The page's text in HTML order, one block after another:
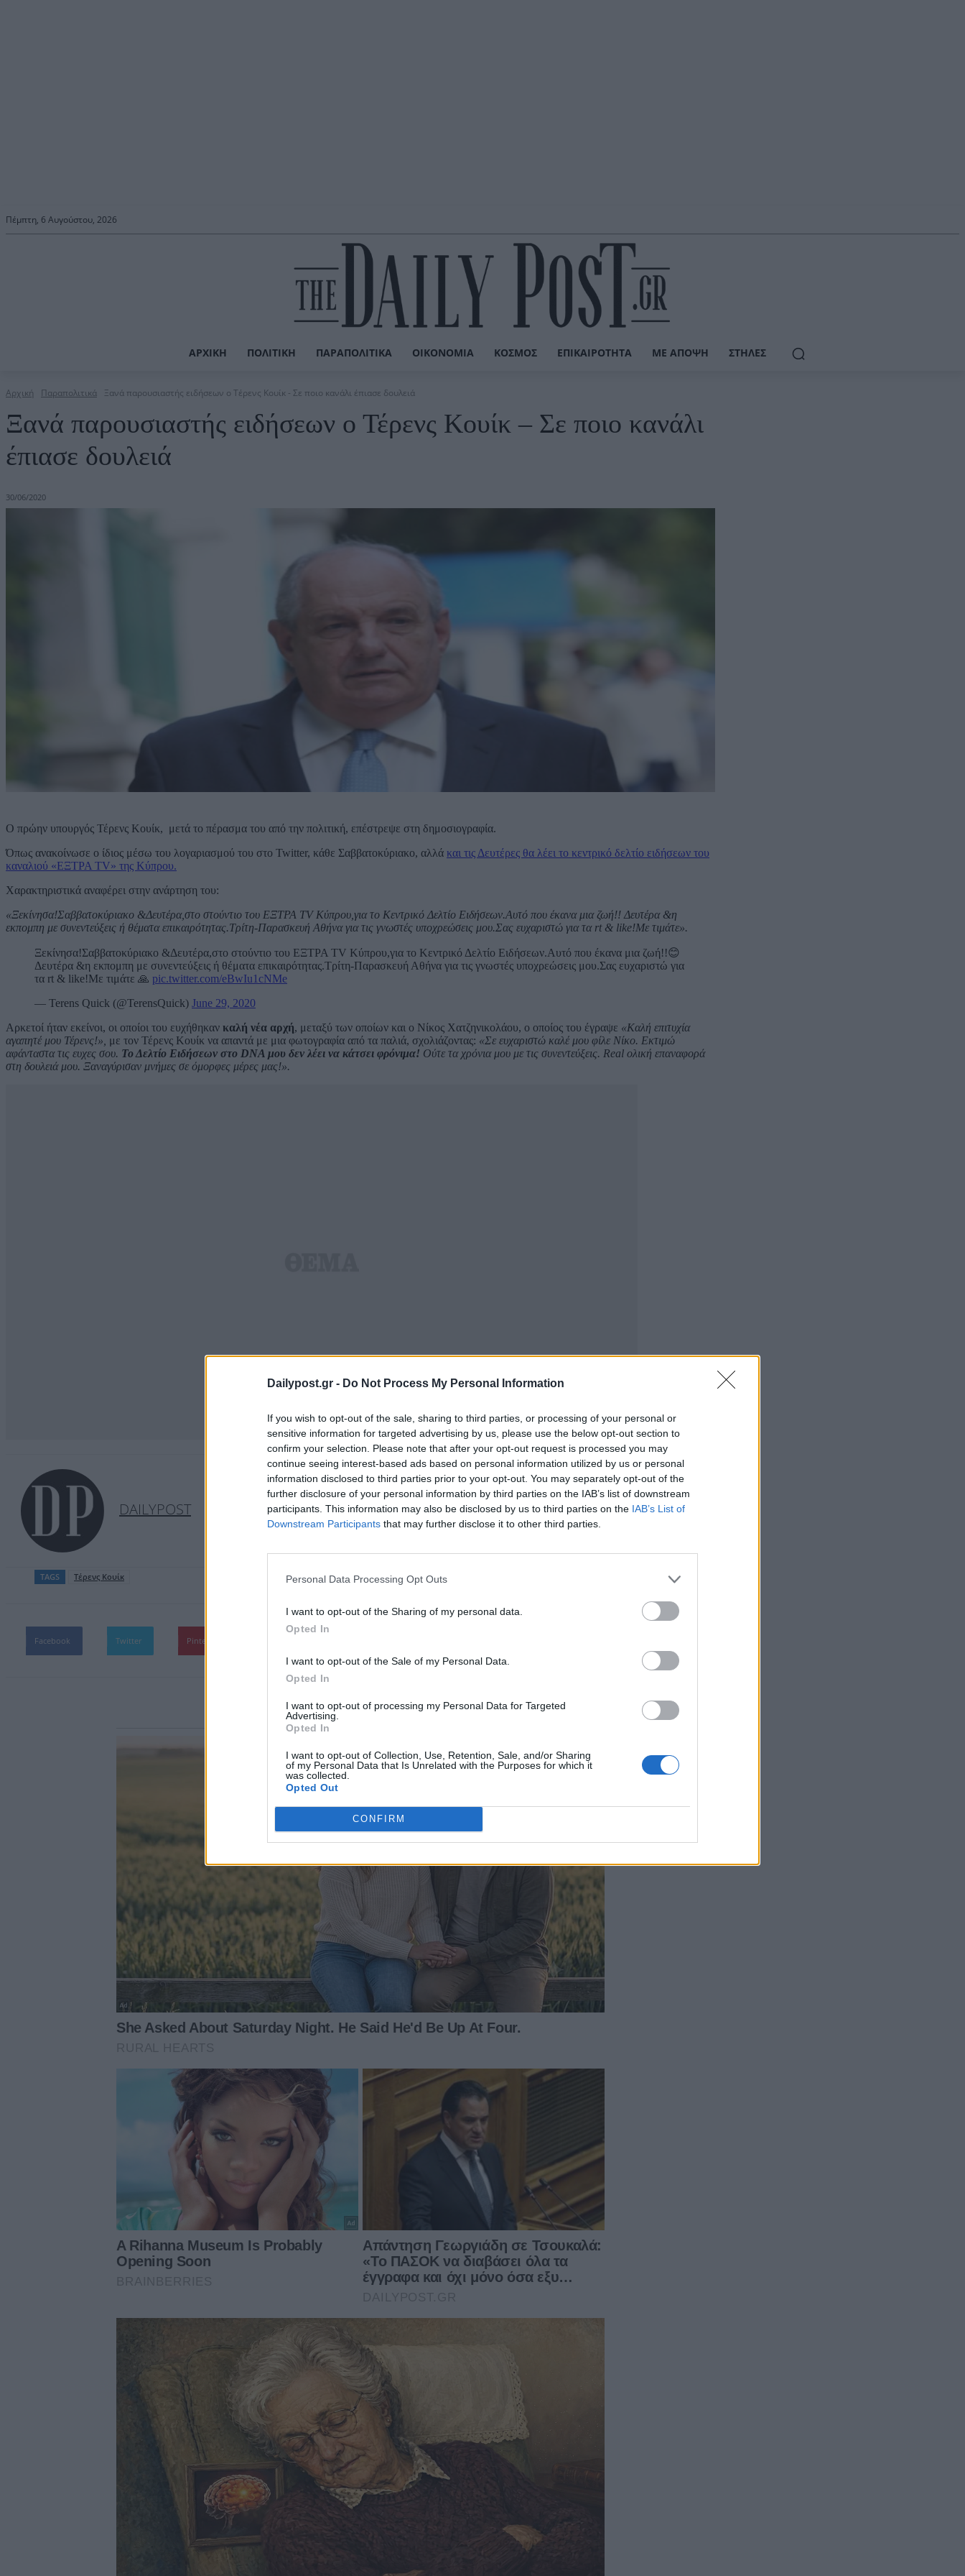
Dailypost.gr - Do Not Process My Personal Information
If you wish to opt-out of the sale, sharing to third parties, or processing of your personal or
sensitive information for targeted advertising by us, please use the below opt-out section to
confirm your selection. Please note that after your opt-out request is processed you may
continue seeing interest-based ads based on personal information utilized by us or personal
information disclosed to third parties prior to your opt-out. You may separately opt-out of the
further disclosure of your personal information by third parties on the IAB’s list of downstream
participants. This information may also be disclosed by us to third parties on the IAB’s List of
Downstream Participants that may further disclose it to other third parties.
Personal Data Processing Opt Outs
I want to opt-out of the Sharing of my personal data.
Opted In
I want to opt-out of the Sale of my Personal Data.
Opted In
I want to opt-out of processing my Personal Data for Targeted
Advertising.
Opted In
I want to opt-out of Collection, Use, Retention, Sale, and/or Sharing
of my Personal Data that Is Unrelated with the Purposes for which it
was collected.
Opted Out
CONFIRM
Πέμπτη, 6 Αυγούστου, 2026
ΑΡΧΙΚΉ ΠΟΛΙΤΙΚΉ ΠΑΡΑΠΟΛΙΤΙΚΆ ΟΙΚΟΝΟΜΊΑ ΚΌΣΜΟΣ ΕΠΙΚΑΙΡΌΤΗΤΑ ΜΕ ΆΠΟΨΗ ΣΤΉΛΕΣ
Αρχική Παραπολιτικά Ξανά παρουσιαστής ειδήσεων ο Τέρενς Κουίκ - Σε ποιο κανάλι έπιασε δουλειά
Ξανά παρουσιαστής ειδήσεων ο Τέρενς Κουίκ – Σε ποιο κανάλι
έπιασε δουλειά
30/06/2020
Ο πρώην υπουργός Τέρενς Κουίκ, μετά το πέρασμα του από την πολιτική, επέστρεψε στη δημοσιογραφία.
Όπως ανακοίνωσε ο ίδιος μέσω του λογαριασμού του στο Twitter, κάθε Σαββατοκύριακο, αλλά και τις Δευτέρες θα λέει το κεντρικό δελτίο ειδήσεων του
καναλιού «ΕΞΤΡΑ TV» της Κύπρου.
Χαρακτηριστικά αναφέρει στην ανάρτηση του:
«Ξεκίνησα!Σαββατοκύριακο &Δευτέρα,στο στούντιο του ΕΞΤΡΑ TV Κύπρου,για το Κεντρικό Δελτίο Ειδήσεων.Αυτό που έκανα μια ζωή!! Δευτέρα &η
εκπομπη με συνεντεύξεις ή θέματα επικαιρότητας.Τρίτη-Παρασκευή Αθήνα για τις γνωστές υποχρεώσεις μου.Σας ευχαριστώ για τα rt & like!Με τιμάτε».
Ξεκίνησα!Σαββατοκύριακο &Δευτέρα,στο στούντιο του ΕΞΤΡΑ TV Κύπρου,για το Κεντρικό Δελτίο Ειδήσεων.Αυτό που έκανα μια ζωή!!😊
Δευτέρα &η εκπομπη με συνεντεύξεις ή θέματα επικαιρότητας.Τρίτη-Παρασκευή Αθήνα για τις γνωστές υποχρεώσεις μου.Σας ευχαριστώ για
τα rt & like!Με τιμάτε 🙏 pic.twitter.com/eBwIu1cNMe
— Terens Quick (@TerensQuick) June 29, 2020
Αρκετοί ήταν εκείνοι, οι οποίοι του ευχήθηκαν καλή νέα αρχή, μεταξύ των οποίων και ο Νίκος Χατζηνικολάου, ο οποίος του έγραψε «Καλή επιτυχία
αγαπητέ μου Τέρενς!», με τον Τέρενς Κουίκ να απαντά με μια φωτογραφία από τα παλιά, σχολιάζοντας: «Σε ευχαριστώ καλέ μου φίλε Νίκο. Εκτιμώ
αφάνταστα τις ευχες σου. Το Δελτίο Ειδήσεων στο DNA μου δεν λέει να κάτσει φρόνιμα! Ούτε τα χρόνια μου με τις συνεντεύξεις. Real ολική επαναφορά
στη δουλειά μου. Ξαναγύρισαν μνήμες σε όμορφες μέρες μας!».
DAILYPOST
TAGS Τέρενς Κουίκ
Facebook Twitter Pinterest